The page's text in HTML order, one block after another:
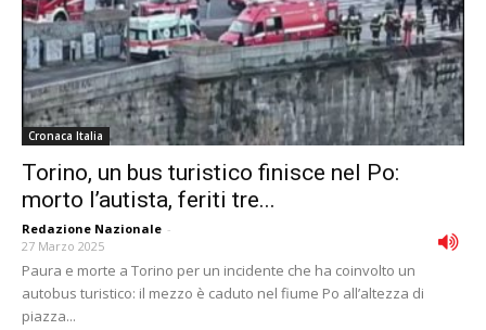
Cronaca Italia
Torino, un bus turistico finisce nel Po:
morto l’autista, feriti tre...
Redazione Nazionale -
27 Marzo 2025
Paura e morte a Torino per un incidente che ha coinvolto un
autobus turistico: il mezzo è caduto nel fiume Po all’altezza di
piazza...